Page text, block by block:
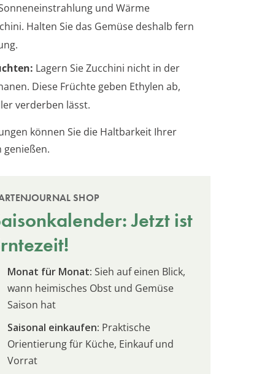
und Wärme
Halten Sie das Gemüse deshalb fern
Lagern Sie Zucchini nicht in der
Diese Früchte geben Ethylen ab,
verderben lässt.
können Sie die Haltbarkeit Ihrer
genießen.
SHOP
Jetzt ist
Monat für Monat: Sieh auf einen Blick,
wann heimisches Obst und Gemüse
Saison hat
Saisonal einkaufen: Praktische
Orientierung für Küche, Einkauf und
Vorrat